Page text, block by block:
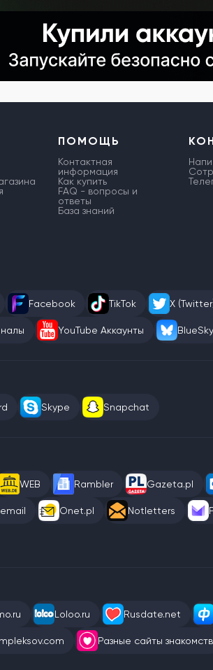
ПОМОЩЬ
Контактная
информация
Как купить
FAQ - вопросы и
ответы
База знаний
Facebook TikTok X
YouTube Аккаунты BlueSky
Skype Snapchat
WEB Rambler Gazeta.pl
Onet.pl Notletters
Loloo.ru Rusdate.net
Разные сайты знакомств